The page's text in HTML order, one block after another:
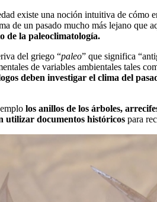
existe una noción intuitiva de cómo
de un pasado mucho más lejano que
de la paleoclimatología.
del griego “paleo” que significa
de variables ambientales tales
deben investigar el clima del
los anillos de los árboles,
utilizar documentos históricos para